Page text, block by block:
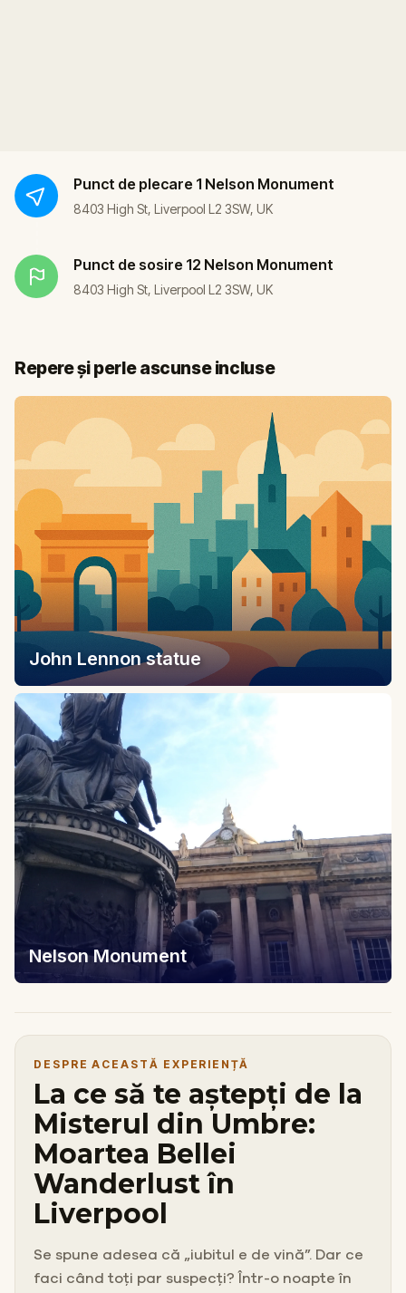
Punct de plecare 1 Nelson Monument
8403 High St, Liverpool L2 3SW, UK
Punct de sosire 12 Nelson Monument
8403 High St, Liverpool L2 3SW, UK
Repere și perle ascunse incluse
John Lennon statue
Nelson Monument
DESPRE ACEASTĂ EXPERIENȚĂ
La ce să te aștepți de la
Misterul din Umbre:
Moartea Bellei
Wanderlust în
Liverpool
Se spune adesea că „iubitul e de vină”. Dar ce
faci când toți par suspecți? Într-o noapte în